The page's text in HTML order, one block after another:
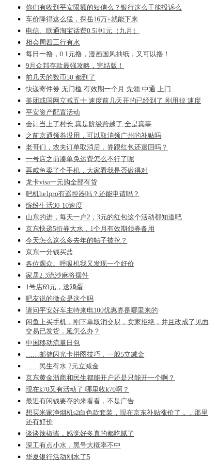
你们有收到平安限额的短信么？银行这么干能投诉么
车价降得这么猛，探岳16万+就能下来
电信、联通淘宝话费0.5冲1元（九月）
相会周四工行有水
每日一撸，0.1元撸，漫画国风抽纸，又可以撸！
9月众邦存款最强攻略，完结版！
前几天的数币50 都到了
快递寄件券 无门槛 有效期一个月 先领 中通 上门
美团或国网立减五十 速度前几天开的已经到了 刚用掉 速度
平安资产配置活动
会计当上了村长 真是阶级跨越了 全是真事
之前京通领券没用，可以取消领广州的补贴吗
老哥们，农夫订单取消后，券跟红包还退回吗？
一号店之前凑单免运费怎么不行了呢
再咸鱼卖了个手机，大家看我是否做得对
龙卡visa一元购全部有货
吧机he1pro有遥控器吗？还能申请吗？
缤纷生活30-10速度
山东的进，每天一户2，3元的红包这个活动都知道吧
京东快递5折券大水，1个月有效期领券备用
今天怎么这么多去年的帖子被挖？
京东一分钱买盐
各位观众。呼吸机我又发现一个好价
家居2.3流沙麻将摆件
1号店69元，送鸡蛋
吧友说的微众是这个吗
请问平安好车主特来电100优惠券是哪里来的
闲鱼上买手机，刚下单取消交易，卖家拒绝，并且改成了见面
交易已发货，延怎么办？
中国移动流量日包
……邮储闪光卡拼图技巧，一般5立减金
……民生有水 2元立减金
京东黄金浙商和民生都能开户还是只能开一个啊？
现在k70又有活动了 哪里收k70啊？
最近有闲钱要存的来看看，不是广告
想买米家净烟机s2白色款套装，现在京东补贴涨价了，，那里
还有好价
谈谈辣椒酱，感觉好多真的都吃腻了
深工有点小水，黑号大概率不中
华夏银行活动刚水了5